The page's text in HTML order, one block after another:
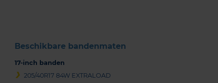
Beschikbare bandenmaten
17-inch banden
205/40R17 84W EXTRALOAD